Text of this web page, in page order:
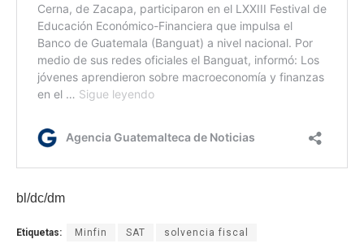
bl/dc/dm
Etiquetas: Minfin SAT solvencia fiscal